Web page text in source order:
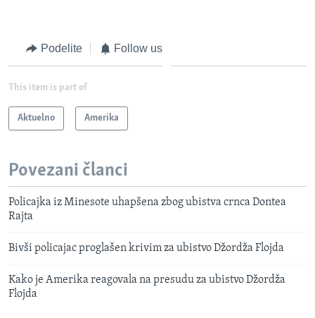
Podelite Follow us
This item is part of
Aktuelno Amerika
Povezani članci
Policajka iz Minesote uhapšena zbog ubistva crnca Dontea
Rajta
Bivši policajac proglašen krivim za ubistvo Džordža Flojda
Kako je Amerika reagovala na presudu za ubistvo Džordža
Flojda